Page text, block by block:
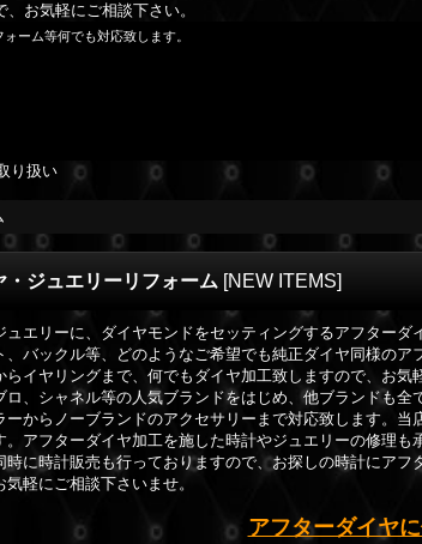
お気軽にご相談下さい。
ーム等何でも対応致します。
り扱い
・ジュエリーリフォーム [NEW ITEMS]
ュエリーに、ダイヤモンドをセッティングするアフター
、バックル等、どのようなご希望でも純正ダイヤ同様の
らイヤリングまで、何でもダイヤ加工致しますので、お
ロ、シャネル等の人気ブランドをはじめ、他ブランドも
ーからノーブランドのアクセサリーまで対応致します。
。アフターダイヤ加工を施した時計やジュエリーの修理
時に時計販売も行っておりますので、お探しの時計にア
軽にご相談下さいませ。
アフターダイヤ